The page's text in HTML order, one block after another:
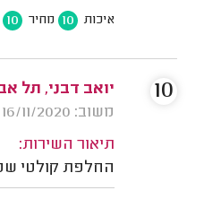
איכות 10 מחיר 10
יואב דבני, תל
משוב: 16/11/2020
תיאור השירות:
החלפת קולטי
10